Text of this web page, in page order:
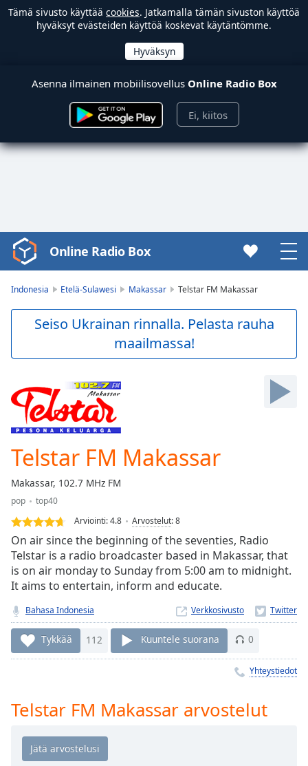
Tämä sivusto käyttää cookies. Jatkamalla tämän sivuston käyttöä
hyväksyt evästeiden käyttöä koskevat käytäntömme.
Asenna ilmainen mobiilisovellus Online Radio Box
Ei, kiitos
Video
Player
Skip
Skip
Forward
Mute
Current
Loaded:
0.00%
Stream
Type
LIVE
Seek to
live,
currently
behind
live LIVE
Remaining
Time-
Chapters
Chapters
Online Radio Box
Indonesia Etelä-Sulawesi Makassar Telstar FM Makassar
Seiso Ukrainan rinnalla. Pelasta rauha
maailmassa!
Telstar FM Makassar
Makassar, 102.7 MHz FM
pop
top40
Arviointi:4.8 Arvostelut:8
On air since the beginning of the seventies, Radio
Telstar is a radio broadcaster based in Makassar, that
is on air monday to Sunday from 5:00 am to midnight.
It aims to entertain, inform and educate.
Bahasa Indonesia Verkkosivusto
Tykkää 112 Kuuntele suorana 0
Yhteystiedot
Telstar FM Makassar arvostelut